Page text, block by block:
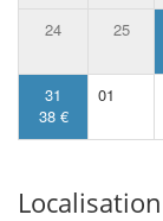
24 25
31
38 €
01